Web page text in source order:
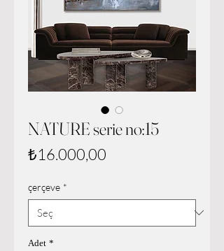
NATURE serie no:15
₺16.000,00
çerçeve *
Adet *